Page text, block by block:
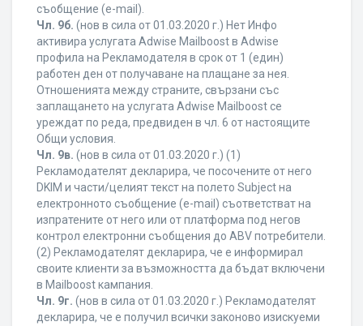
съобщение (e-mail).
Чл. 9б. (нов в сила от 01.03.2020 г.) Нет Инфо
активира услугата Adwise Mailboost в Adwise
профила на Рекламодателя в срок от 1 (един)
работен ден от получаване на плащане за нея.
Отношенията между страните, свързани със
заплащането на услугата Adwise Mailboost се
уреждат по реда, предвиден в чл. 6 от настоящите
Общи условия.
Чл. 9в. (нов в сила от 01.03.2020 г.) (1)
Рекламодателят декларира, че посочените от него
DKIM и части/целият текст на полето Subject на
електронното съобщение (e-mail) съответстват на
изпратените от него или от платформа под негов
контрол електронни съобщения до ABV потребители.
(2) Рекламодателят декларира, че е информирал
своите клиенти за възможността да бъдат включени
в Mailboost кампания.
Чл. 9г. (нов в сила от 01.03.2020 г.) Рекламодателят
декларира, че е получил всички законово изискуеми